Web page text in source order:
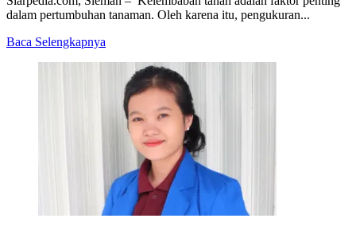
Global
dalam pertumbuhan tanaman. Oleh karena itu, pengukuran...
Baca Selengkapnya
EcoHumidity
Sensor,
Seperti
Sensor
Kelembaban
Tanah
Karya
Mahasiswa
UNY